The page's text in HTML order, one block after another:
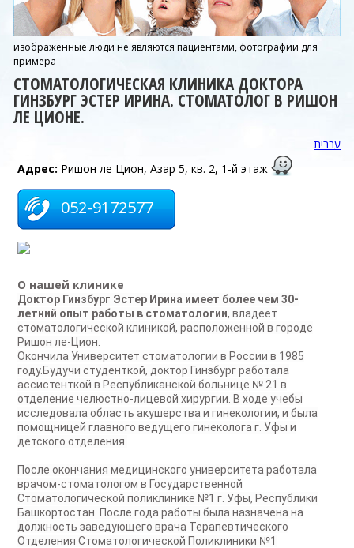
изображенные люди не являются пациентами, фотографии для
примера
СТОМАТОЛОГИЧЕСКАЯ КЛИНИКА ДОКТОРА
ГИНЗБУРГ ЭСТЕР ИРИНА. СТОМАТОЛОГ В РИШОН
ЛЕ ЦИОНЕ.
עברית
Адрес: Ришон ле Цион, Азар 5, кв. 2, 1-й этаж
052-9172577
О нашей клинике
Доктор Гинзбург Эстер Ирина имеет более чем 30-
летний опыт работы в стоматологии, владеет
стоматологической клиникой, расположенной в городе
Ришон ле-Цион.
Окончила Университет стоматологии в России в 1985
году.Будучи студенткой, доктор Гинзбург работала
ассистенткой в Республиканской больнице № 21 в
отделение челюстно-лицевой хирургии. В ходе учебы
исследовала область акушерства и гинекологии, и была
помощницей главного ведущего гинеколога г. Уфы и
детского отделения.
После окончания медицинского университета работала
врачом-стоматологом в Государственной
Стоматологической поликлинике №1 г. Уфы, Республики
Башкортостан. После года работы была назначена на
должность заведующего врача Терапевтического
Отделения Стоматологической Поликлиники №1